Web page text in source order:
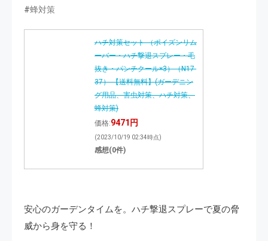
#蜂対策
ハチ対策セット （ポイズンリム
ーバー・ハチ撃退スプレー・毛
抜き・パンチクール×3）（N17-
37） 【送料無料】(ガーデニン
グ用品、害虫対策、ハチ対策、
蜂対策)
価格:9471円
(2023/10/19 02:34時点)
感想(0件)
安心のガーデンタイムを。ハチ撃退スプレーで夏の脅
威から身を守る！